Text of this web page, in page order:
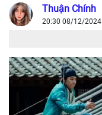
Thuận Chính
20:30 08/12/2024